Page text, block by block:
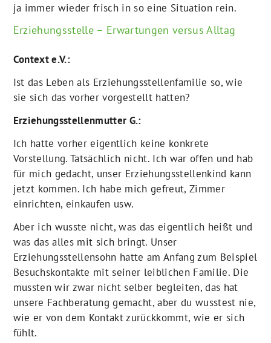
ja immer wieder frisch in so eine Situation rein.
Erziehungsstelle – Erwartungen versus Alltag
Context e.V.:
Ist das Leben als Erziehungsstellenfamilie so, wie
sie sich das vorher vorgestellt hatten?
Erziehungsstellenmutter G.:
Ich hatte vorher eigentlich keine konkrete
Vorstellung. Tatsächlich nicht. Ich war offen und hab
für mich gedacht, unser Erziehungsstellenkind kann
jetzt kommen. Ich habe mich gefreut, Zimmer
einrichten, einkaufen usw.
Aber ich wusste nicht, was das eigentlich heißt und
was das alles mit sich bringt. Unser
Erziehungsstellensohn hatte am Anfang zum Beispiel
Besuchskontakte mit seiner leiblichen Familie. Die
mussten wir zwar nicht selber begleiten, das hat
unsere Fachberatung gemacht, aber du wusstest nie,
wie er von dem Kontakt zurückkommt, wie er sich
fühlt.